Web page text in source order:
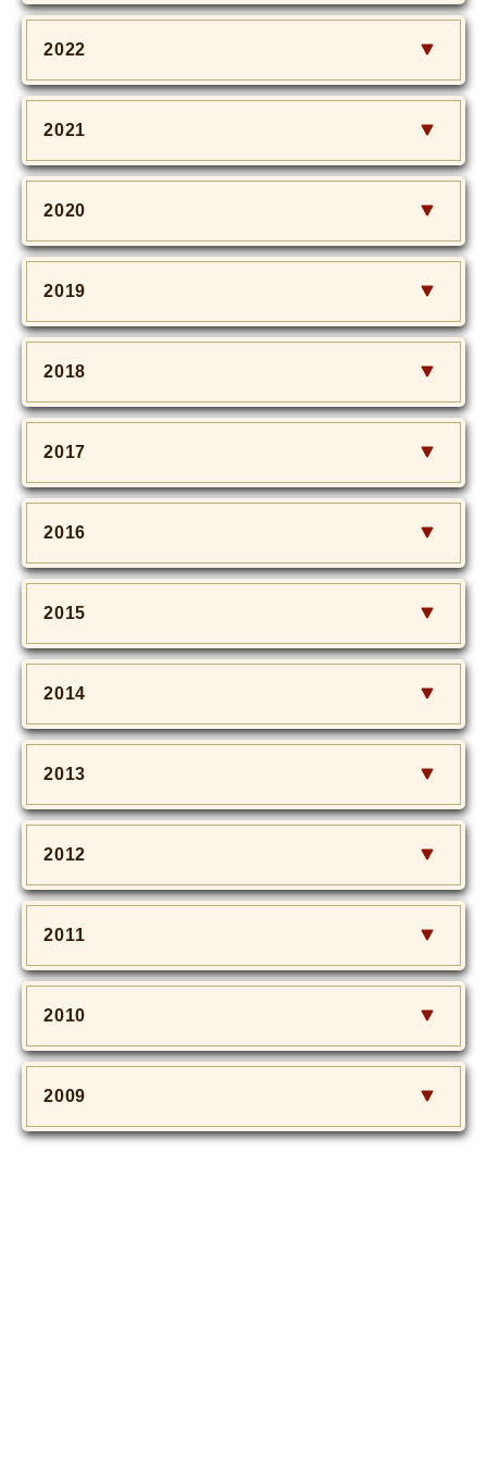
2022
2021
2020
2019
2018
2017
2016
2015
2014
2013
2012
2011
2010
2009